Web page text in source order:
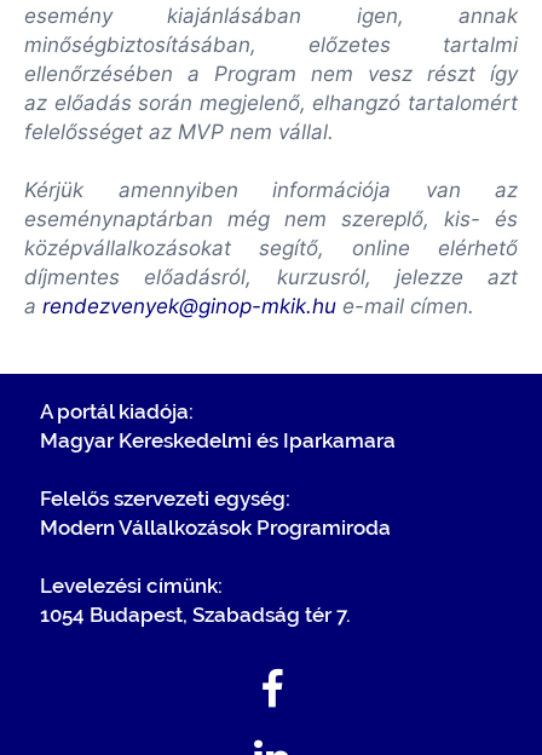
esemény kiajánlásában igen, annak
minőségbiztosításában, előzetes tartalmi
ellenőrzésében a Program nem vesz részt így
az előadás során megjelenő, elhangzó tartalomért
felelősséget az MVP nem vállal.
Kérjük amennyiben információja van az
eseménynaptárban még nem szereplő, kis- és
középvállalkozásokat segítő, online elérhető
díjmentes előadásról, kurzusról, jelezze azt
a rendezvenyek@ginop-mkik.hu e-mail címen.
A portál kiadója:
Magyar Kereskedelmi és Iparkamara
Felelős szervezeti egység:
Modern Vállalkozások Programiroda
Levelezési címünk:
1054 Budapest, Szabadság tér 7.